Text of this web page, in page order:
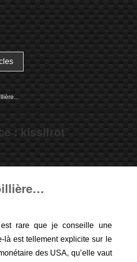
: kissifrot
rare que je conseille une
là est tellement explicite sur le
des USA, qu’elle vaut